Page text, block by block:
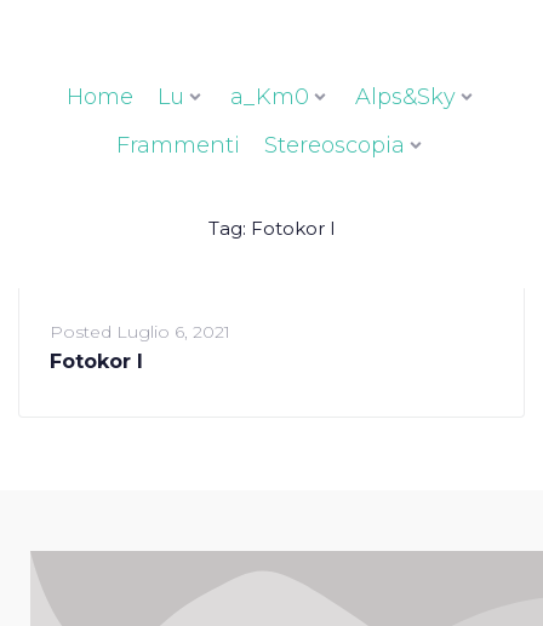
Home Lu a_Km0
Alps&Sky
Frammenti
Stereoscopia
Tag: Fotokor I
Posted Luglio 6, 2021
Fotokor I